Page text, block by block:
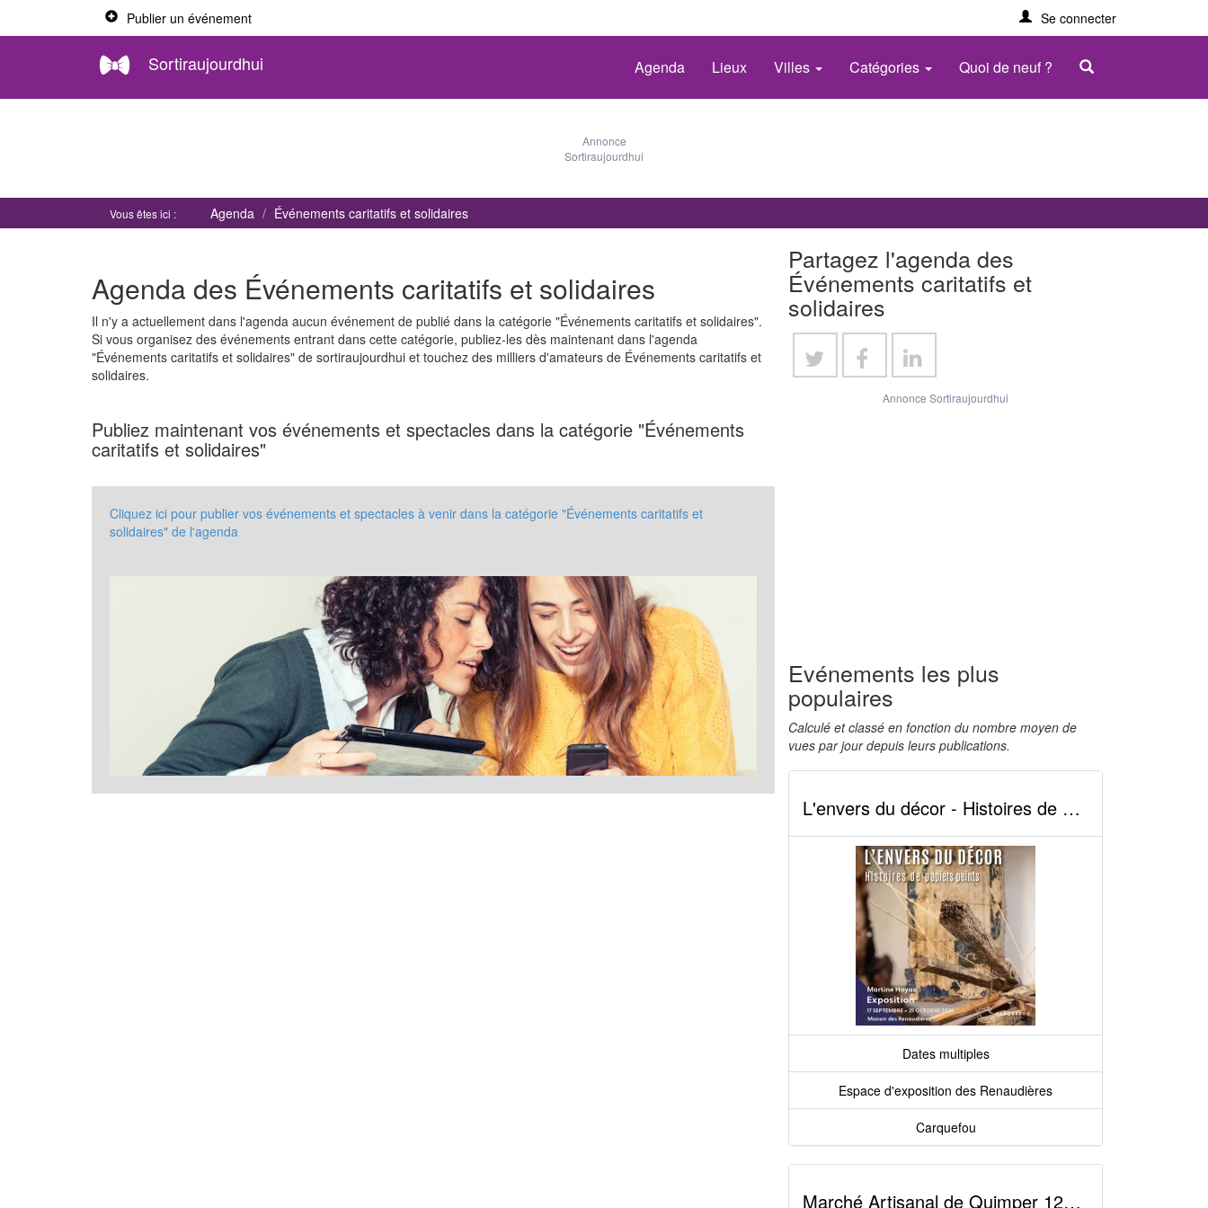
Publier un événement Se connecter
Sortiraujourdhui Agenda Lieux Villes Catégories Quoi de neuf ?
Annonce
Sortiraujourdhui
Vous êtes ici : Agenda Événements caritatifs et solidaires
Agenda des Événements caritatifs et solidaires
Il n'y a actuellement dans l'agenda aucun événement de publié dans la catégorie "Événements caritatifs et solidaires".
Si vous organisez des événements entrant dans cette catégorie, publiez-les dès maintenant dans l'agenda
"Événements caritatifs et solidaires" de sortiraujourdhui et touchez des milliers d'amateurs de Événements caritatifs et
solidaires.
Publiez maintenant vos événements et spectacles dans la catégorie "Événements
caritatifs et solidaires"
Cliquez ici pour publier vos événements et spectacles à venir dans la catégorie "Événements caritatifs et
solidaires" de l'agenda
Partagez l'agenda des
Événements caritatifs et
solidaires
Annonce Sortiraujourdhui
Evénements les plus
populaires
Calculé et classé en fonction du nombre moyen de
vues par jour depuis leurs publications.
L'envers du décor - Histoires de papiers peints
Dates multiples
Espace d'exposition des Renaudières
Carquefou
Marché Artisanal de Quimper 12ème édition